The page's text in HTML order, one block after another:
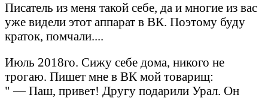
Писатель из меня такой себе, да и многие из вас
уже видели этот аппарат в ВК. Поэтому буду
краток, помчали....
Июль 2018го. Сижу себе дома, никого не
трогаю. Пишет мне в ВК мой товарищ:
" — Паш, привет! Другу подарили Урал. Он